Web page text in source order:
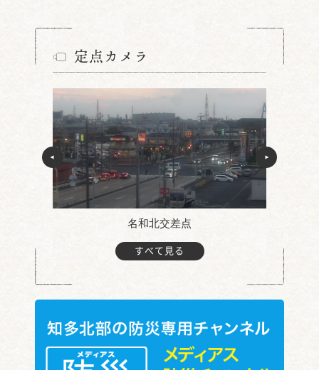
定点カメラ
名和北交差点
すべて見る